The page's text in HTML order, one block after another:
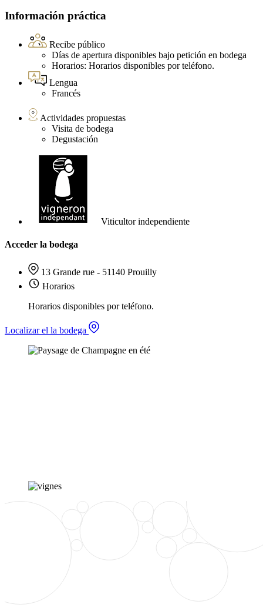
Información práctica
Recibe público
Días de apertura disponibles bajo petición en bodega
Horarios: Horarios disponibles por teléfono.
Lengua
Francés
Actividades propuestas
Visita de bodega
Degustación
Viticultor independiente
Acceder la bodega
13 Grande rue - 51140 Prouilly
Horarios
Horarios disponibles por teléfono.
Localizar el la bodega